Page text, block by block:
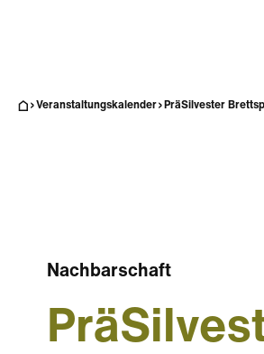
Veranstaltungskalender PräSilvester
Nachbarschaft